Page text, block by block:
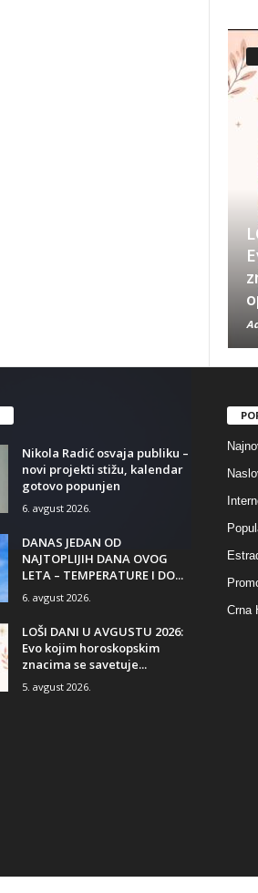
Nikola Radić osvaja publiku –
novi projekti stižu, kalendar
gotovo popunjen
6. avgust 2026.
DANAS JEDAN OD
NAJTOPLIJIH DANA OVOG
LETA – TEMPERATURE I DO...
6. avgust 2026.
LOŠI DANI U AVGUSTU 2026:
Evo kojim horoskopskim
znacima se savetuje...
5. avgust 2026.
Crna